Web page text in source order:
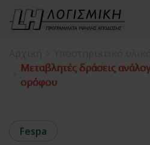
Μεταβλητές δράσεις
ορόφου
Fespa